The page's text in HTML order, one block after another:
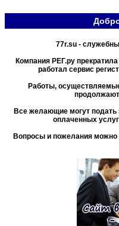
77r.su -
Компания РЕГ.ру
работал сервис
Работы,
Все желающие могут подать
оплаченных
Вопросы и пожелания можно